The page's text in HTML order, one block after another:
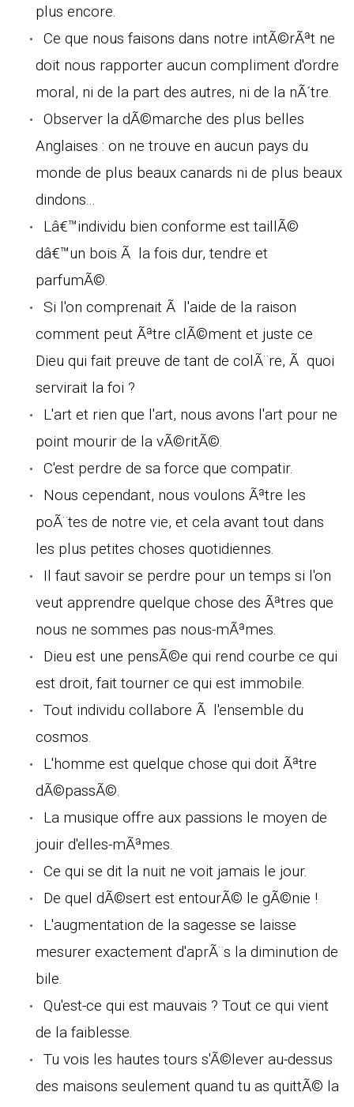
plus encore.
Ce que nous faisons dans notre intÃ©rÃªt ne
doit nous rapporter aucun compliment d'ordre
moral, ni de la part des autres, ni de la nÃ´tre.
Observer la dÃ©marche des plus belles
Anglaises : on ne trouve en aucun pays du
monde de plus beaux canards ni de plus beaux
dindons...
Lâ€™individu bien conforme est taillÃ©
dâ€™un bois Ã la fois dur, tendre et
parfumÃ©.
Si l'on comprenait Ã l'aide de la raison
comment peut Ãªtre clÃ©ment et juste ce
Dieu qui fait preuve de tant de colÃ¨re, Ã quoi
servirait la foi ?
L'art et rien que l'art, nous avons l'art pour ne
point mourir de la vÃ©ritÃ©.
C'est perdre de sa force que compatir.
Nous cependant, nous voulons Ãªtre les
poÃ¨tes de notre vie, et cela avant tout dans
les plus petites choses quotidiennes.
Il faut savoir se perdre pour un temps si l'on
veut apprendre quelque chose des Ãªtres que
nous ne sommes pas nous-mÃªmes.
Dieu est une pensÃ©e qui rend courbe ce qui
est droit, fait tourner ce qui est immobile.
Tout individu collabore Ã l'ensemble du
cosmos.
L'homme est quelque chose qui doit Ãªtre
dÃ©passÃ©.
La musique offre aux passions le moyen de
jouir d'elles-mÃªmes.
Ce qui se dit la nuit ne voit jamais le jour.
De quel dÃ©sert est entourÃ© le gÃ©nie !
L'augmentation de la sagesse se laisse
mesurer exactement d'aprÃ¨s la diminution de
bile.
Qu'est-ce qui est mauvais ? Tout ce qui vient
de la faiblesse.
Tu vois les hautes tours s'Ã©lever au-dessus
des maisons seulement quand tu as quittÃ© la